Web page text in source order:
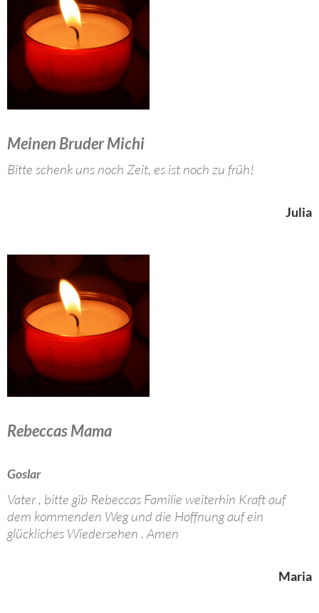
Meinen Bruder Michi
Bitte schenk uns noch Zeit, es ist noch zu früh!
Julia
Rebeccas Mama
Goslar
Vater , bitte gib Rebeccas Familie weiterhin Kraft auf
dem kommenden Weg und die Hoffnung auf ein
glückliches Wiedersehen . Amen
Maria